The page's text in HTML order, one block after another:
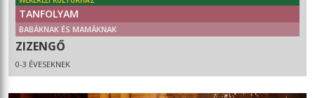
TANFOLYAM
BABÁKNAK ÉS MAMÁKNAK
ZIZENGŐ
0-3 ÉVESEKNEK